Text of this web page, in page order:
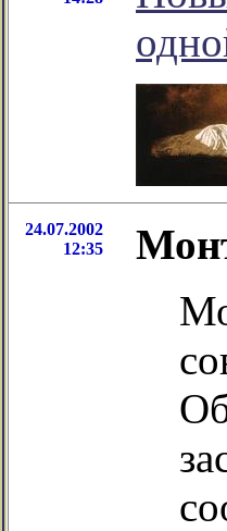
24.07.2002
12:35